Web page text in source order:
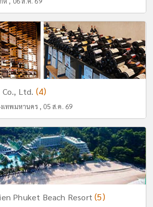
Co., Ltd. (4)
เทพมหานคร , 05 ส.ค. 69
Phuket Beach Resort(5)